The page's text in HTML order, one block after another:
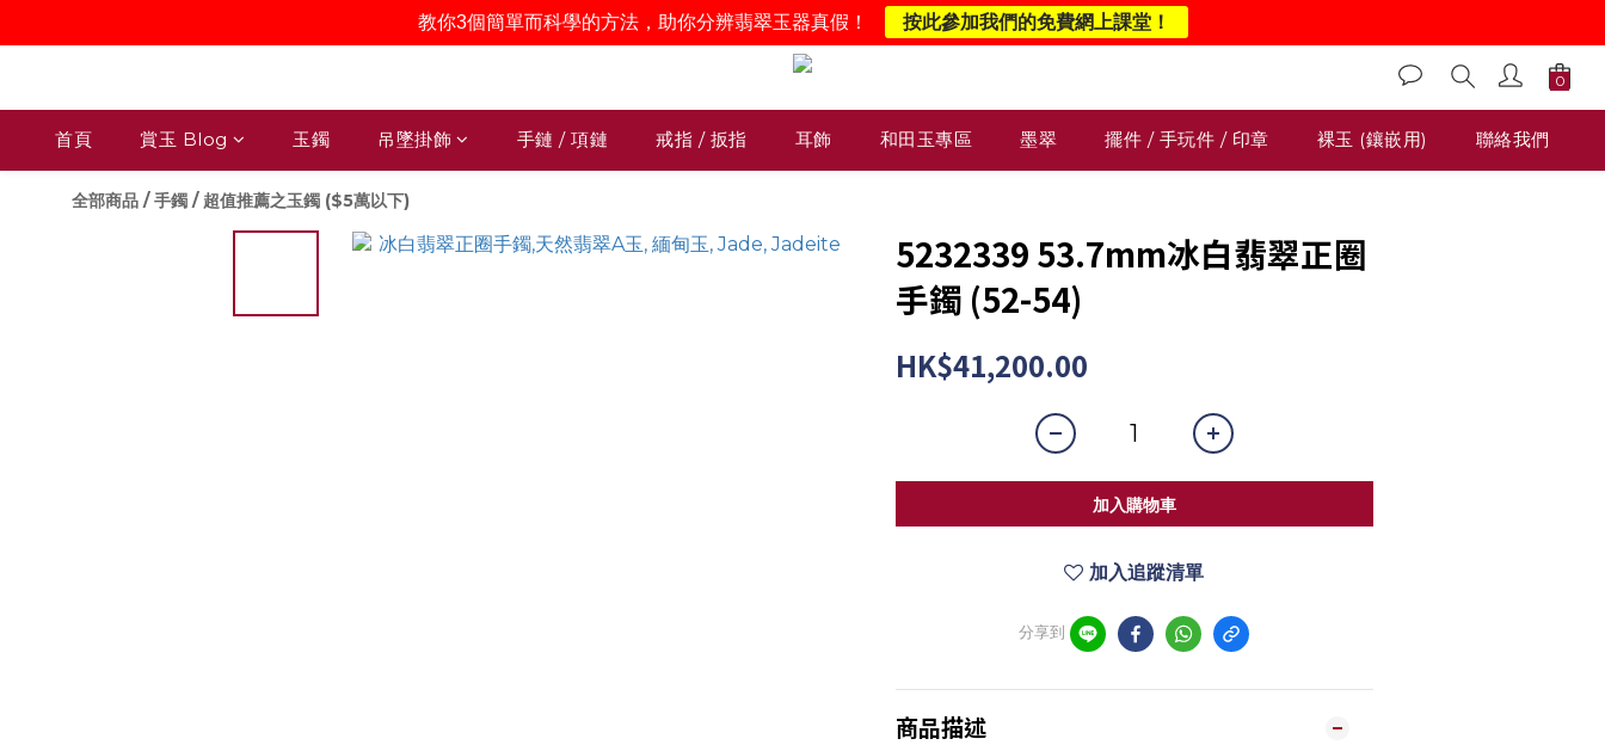
首頁 賞玉 Blog 玉鐲 吊墜掛飾 手鏈 / 項鏈 戒指 / 扳指 耳飾 和田玉專區 墨翠 擺件 / 手玩件 / 印章 裸玉 (鑲嵌用) 聯絡我們
全部商品 /手鐲 / 超值推薦之玉鐲 ($5萬以下)
5232339 53.7mm冰白翡翠正圈
手鐲 (52-54)
HK$41,200.00
加入購物車
加入追蹤清單
分享到
商品描述
教你3個簡單而科學的方法，助你分辨翡翠玉器真假！ 按此參加我們的免費網上課堂！